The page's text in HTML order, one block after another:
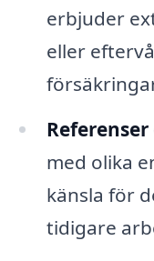
erbjuder
eller
med olika
känsla för
tidigare